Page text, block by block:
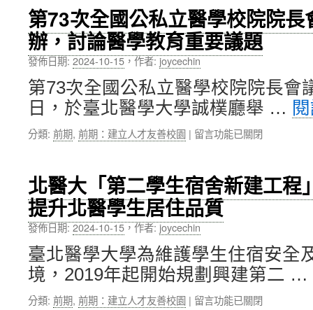
樂
學
英
語、
輕
鬆
交
友
臺〉
大
組
團
赴
日
與
東
北
大
學
聯
合
研
討
會，
攜
手
結
深
第73次全國公私立醫學校院院
辦，討論醫學教育重要議題
發佈日期:2024-10-15，作者: joycechin
第73次全國公私立醫學校院院長會
日，於臺北醫學大學誠樸廳舉 …
分類: 前期, 前期：建立人才友善校園 | 在
次
全
國
公
私
立
醫
學
校
院
留言功能已關閉
北醫大「第二學生宿舍新建工程
提升北醫學生居住品質
發佈日期:2024-10-15，作者: joycechin
臺北醫學大學為維護學生住宿安全
境，2019年起開始規劃興建第二 …
分類: 前期, 前期：建立人才友善校園 | 在
留言功能已關閉